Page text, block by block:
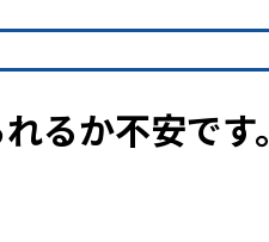
るか不安です。